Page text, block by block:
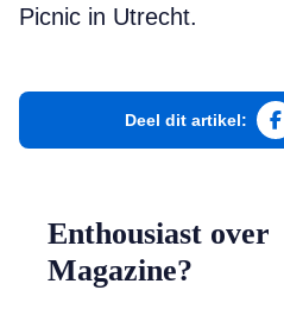
Picnic in Utrecht.
Deel dit artikel:
Enthousiast
Magazine?